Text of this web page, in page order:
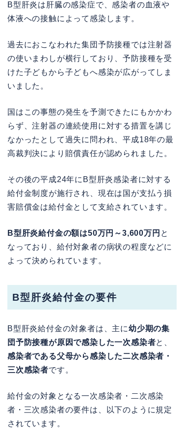
B型肝炎は肝臓の感染症で、感染者の血液や
体液への接触によって感染します。
過去におこなわれた集団予防接種では注射器
の使いまわしが横行しており、予防接種を受
けた子どもから子どもへ感染が広がってしま
いました。
国はこの事態の発生を予測できたにもかかわ
らず、注射器の連続使用に対する措置を講じ
なかったとして過失に問われ、平成18年の最
高裁判決により賠償責任が認められました。
その後の平成24年にB型肝炎感染者に対する
給付金制度が施行され、現在は国が支払う損
害賠償金は給付金として支給されています。
B型肝炎給付金の額は50万円～3,600万円 と
なっており、給付対象者の病状の程度などに
よって決められています。
B型肝炎給付金の要件
B型肝炎給付金の対象者は、主に幼少期の集
団予防接種が原因で感染した一次感染者と、
感染者である父母から感染した二次感染者・
三次感染者です。
給付金の対象となる一次感染者・二次感染
者・三次感染者の要件は、以下のように規定
されています。